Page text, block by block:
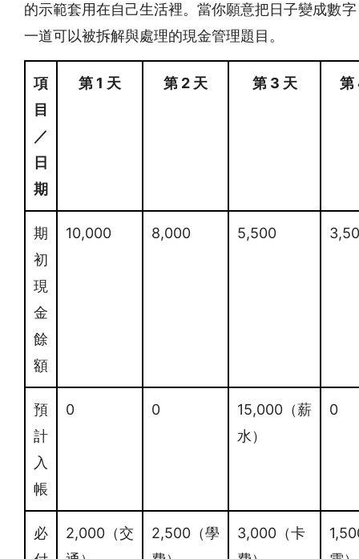
的示範套用在自己生活裡。當你願意把日子變成數
一道可以被拆解與處理的現金管理題目。
項
目
／
日
期
第 1 天 第 2 天 第 3 天 第
期
初
現
金
餘
額
10,000 8,000 5,500
預
計
入
帳
0 0
15,000（薪
水）
0
必
2,000（交
2,500（學
3,000（卡